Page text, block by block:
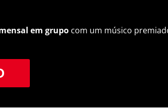
em grupo com um músico